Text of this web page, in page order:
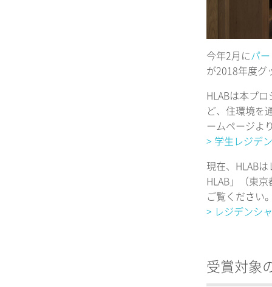
今年2月に パ
が2018年度グ
HLABは本プ
ど、住環境を
ームページよ
> 学生レジデ
現在、HLAB
HLAB」（東
ご覧ください
> レジデンシ
受賞対象